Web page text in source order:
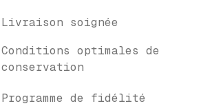
Livraison soignée
Conditions optimales de
conservation
Programme de fidélité